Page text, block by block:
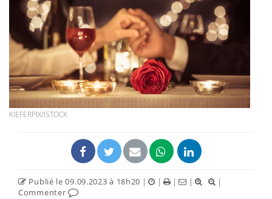
KIEFERPIX/ISTOCK
Publié le 09.09.2023 à 18h20 | | | |
|
Commenter